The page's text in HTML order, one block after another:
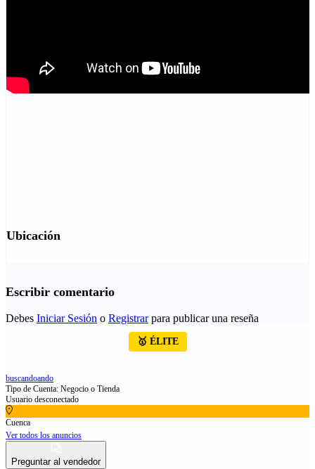
Ubicación
Escribir comentario
Debes Iniciar Sesión o Registrarpara publicar una reseña
🥇 ÉLITE
buscandoando
Tipo de Cuenta: Negocio o Tienda
Usuario desconectado
Cuenca
Ver todos los anuncios
Preguntar al vendedor